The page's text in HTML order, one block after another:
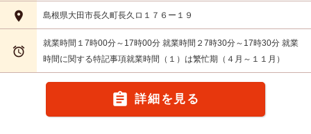
 島根県大田市長久町長久ロ１７６ー１９

就業時間１7時00分～17時00分 就業時間２7時30分～17時30分 就業
時間に関する特記事項就業時間（１）は繁忙期（４月～１１月）
 詳細を見る